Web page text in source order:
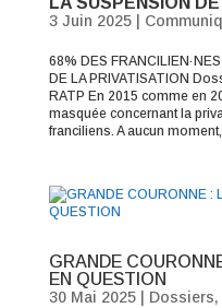
3 Juin 2025|
68% DES
DE LA PRIVATISATION
RATP En 2015 comme en
masquée concernant la
franciliens. A aucun
GRANDE
EN QUESTION
30 Mai 2025| Dossiers,